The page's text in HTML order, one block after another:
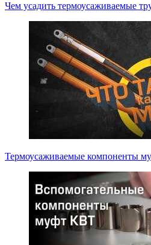
Чем усадить термоусаживаемые
Термоусаживаемые компоненты